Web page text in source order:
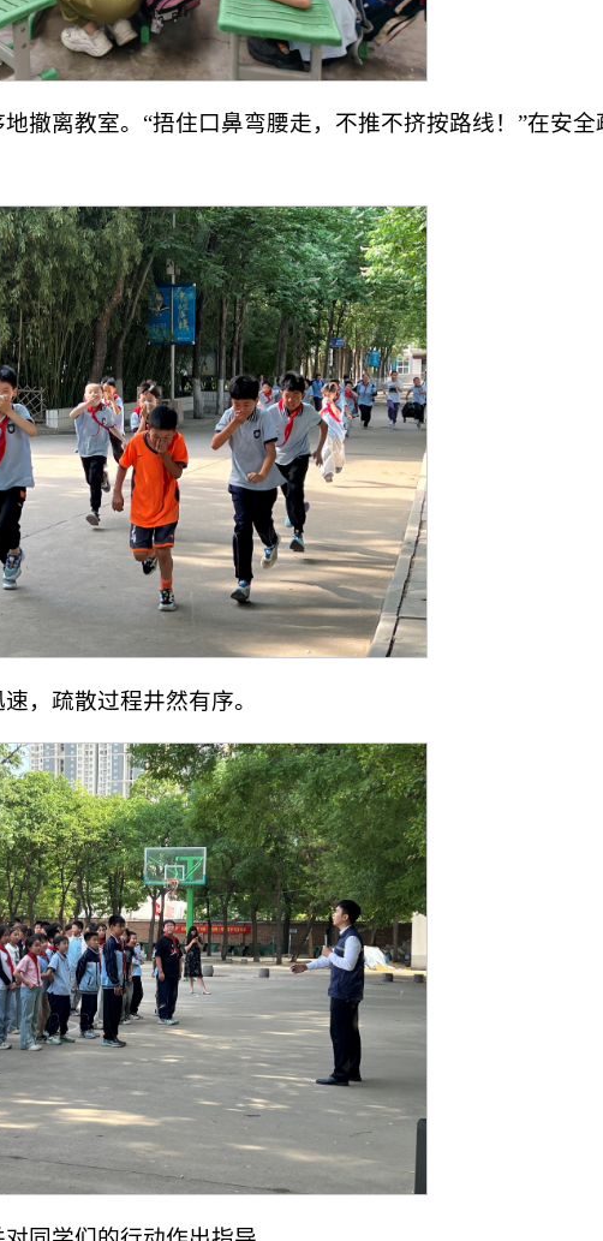
撤离教室。“捂住口鼻弯腰走，不推不挤按路线！”在安
，疏散过程井然有序。